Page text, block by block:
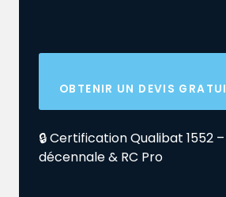
OBTENIR UN DEVIS
🔒 Certification Qualibat 1552
décennale & RC Pro